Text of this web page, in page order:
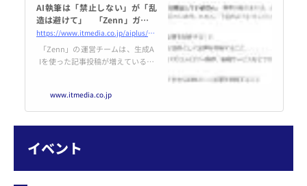
AI執筆は「禁止しない」が「乱
造は避けて」 「Zenn」ガイド
ライン改定、AI生成記事増加を
受け
https://www.itmedia.co.jp/aiplus/articles/2506/05/news104.html
「Zenn」の運営チームは、生成A
Iを使った記事投稿が増えているこ
www.itmedia.co.jp
イベント